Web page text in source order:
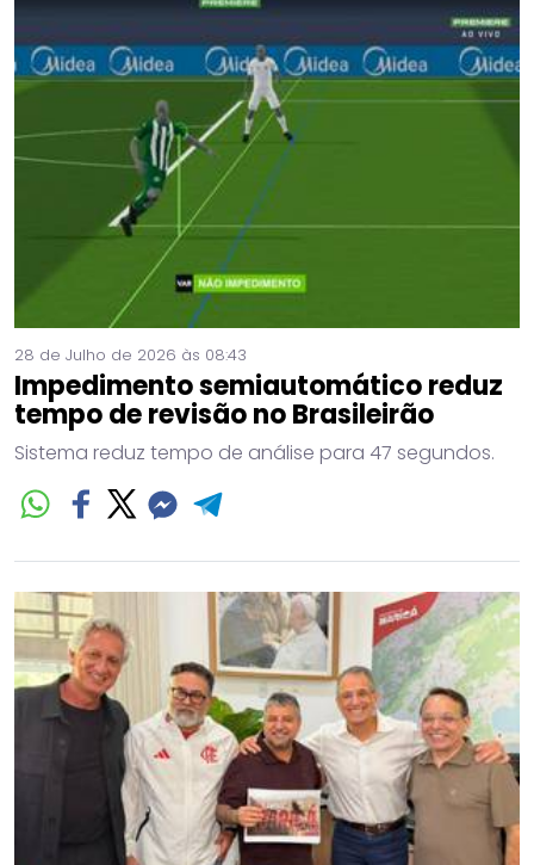
28 de Julho de 2026 às 08:43
Impedimento semiautomático reduz
tempo de revisão no Brasileirão
Sistema reduz tempo de análise para 47 segundos.